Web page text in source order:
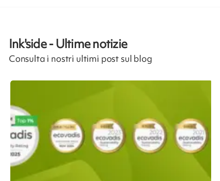
Ink'side - Ultime notizie
Consulta i nostri ultimi post sul blog